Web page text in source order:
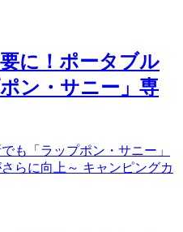
に！ポータブル
ン・サニー」専
も「ラップポン・サニー」
らに向上～ キャンピングカ